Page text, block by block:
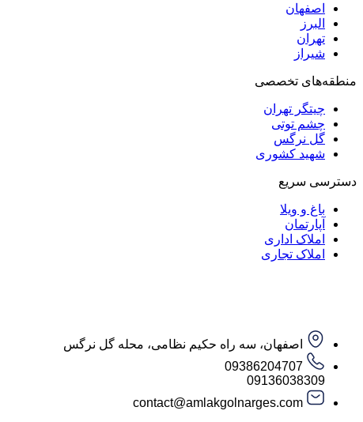
اصفهان
البرز
تهران
شیراز
منطقه‌های تخصصی
چیتگر تهران
چشم توتی
گل نرگس
شهید کشوری
دسترسی سریع
باغ و ویلا
آپارتمان
املاک اداری
املاک تجاری
اصفهان، سه راه حکیم نظامی، محله گل نرگس
09386204707
09136038309
contact@amlakgolnarges.com